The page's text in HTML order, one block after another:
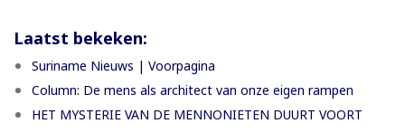
Laatst bekeken:
Suriname Nieuws | Voorpagina
Column: De mens als architect van onze eigen rampen
HET MYSTERIE VAN DE MENNONIETEN DUURT VOORT